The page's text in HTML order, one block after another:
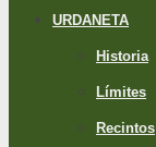
URDANETA
Historia
Límites
Recintos